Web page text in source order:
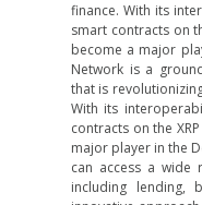
finance. With its
smart contracts on
become a major
Network is a
that is
With its
contracts on the
major player in the
can access a wide
including lending,